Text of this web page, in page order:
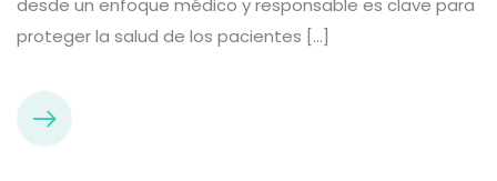
desde un enfoque médico y responsable es clave para
proteger la salud de los pacientes […]